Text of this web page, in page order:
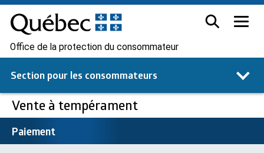
Office de la protection du consommateur
Section pour les consommateurs
Vente à tempérament
Paiement